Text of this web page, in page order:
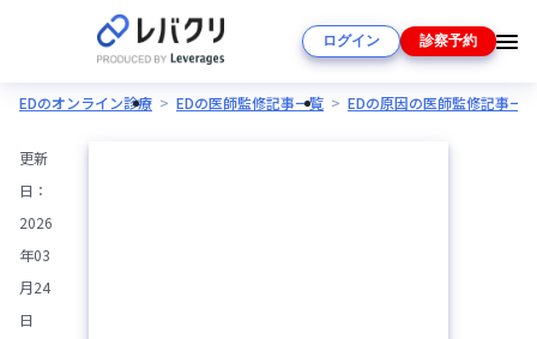
ログイン 診察予約
EDのオンライン診療 EDの医師監修記事一覧 EDの原因の医師監修記事一覧
更新
日：
2026
年03
月24
日